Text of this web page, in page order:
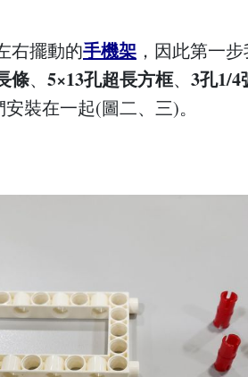
右擺動的手機架 ，因此第一
條、 5×13孔超長方框、 3孔1/4
裝在一起(圖二、三)。